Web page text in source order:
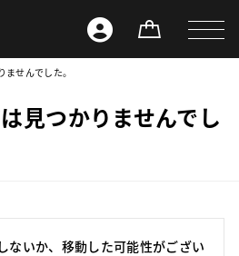
せんでした。
見つかりませんでし
ないか、移動した可能性がござい